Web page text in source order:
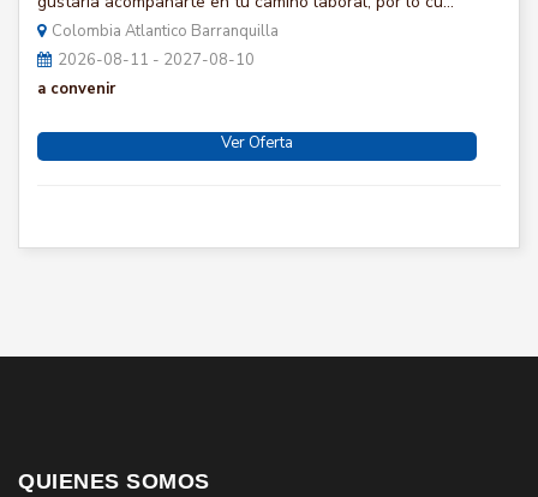
Colombia Atlantico Barranquilla
2026-08-11 - 2027-08-10
a convenir
Ver Oferta
QUIENES SOMOS